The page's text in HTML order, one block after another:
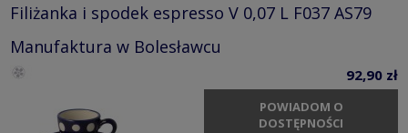
Filiżanka i spodek espresso V 0,07 L F037 AS79
Manufaktura w Bolesławcu
92,90 zł
POWIADOM O
DOSTĘPNOŚCI